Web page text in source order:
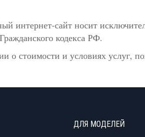
интернет-сайт носит
кодекса РФ.
о стоимости и условиях услуг,
ДЛЯ МОДЕЛЕЙ